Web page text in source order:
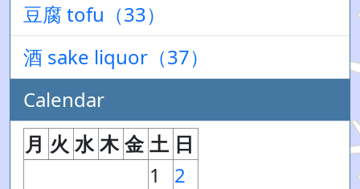
豆腐 tofu（33）
酒 sake liquor（37）
Calendar
月 火 水 木 金 土 日
1
2